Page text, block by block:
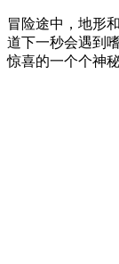
冒险途中，地形
道下一秒会遇到
惊喜的一个个神